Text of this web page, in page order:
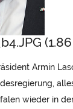
Armin
wieder in